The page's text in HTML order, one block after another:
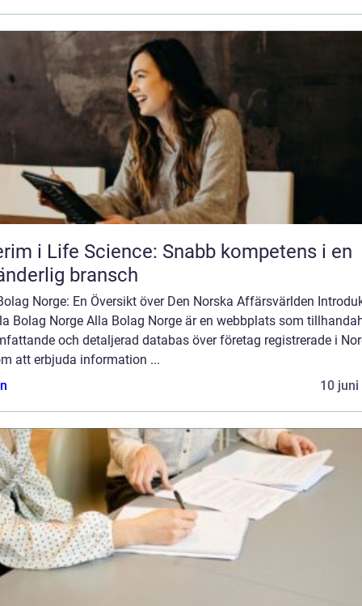
i Life Science: Snabb kompetens i en
bransch
Norge: En Översikt över Den Norska Affärsvärlden
Bolag Norge Alla Bolag Norge är en webbplats som
och detaljerad databas över företag registrerade i
att erbjuda information ...
10 juni